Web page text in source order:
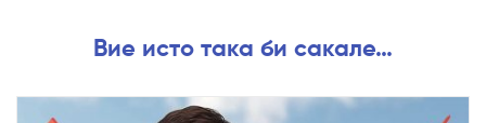
Вие исто така би сакале…